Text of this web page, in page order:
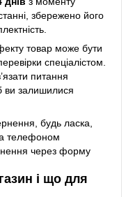
збережено його
товар може бути
спеціалістом.
питання
ви залишилися
будь ласка,
телефоном
через форму
і що для